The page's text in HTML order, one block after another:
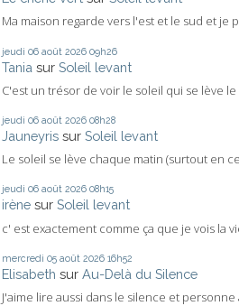
Ma maison regarde vers l'est et le sud et je
jeudi 06 août 2026 09h26
Tania sur Soleil levant
C'est un trésor de voir le soleil qui se lève le
jeudi 06 août 2026 08h28
Jauneyris sur Soleil levant
Le soleil se lève chaque matin (surtout en
jeudi 06 août 2026 08h15
irène sur Soleil levant
c' est exactement comme ça que je vois la
mercredi 05 août 2026 16h52
Elisabeth sur Au-Delà du Silence
J'aime lire aussi dans le silence et personne